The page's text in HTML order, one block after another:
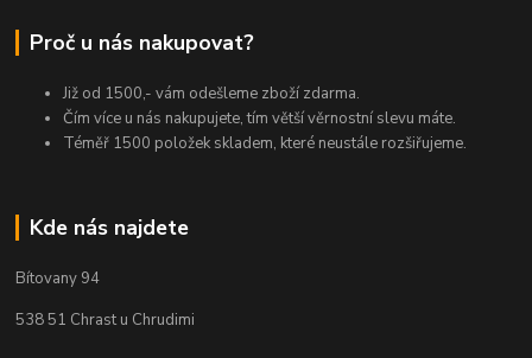
Proč u nás nakupovat?
Již od 1500,- vám odešleme zboží zdarma.
Čím více u nás nakupujete, tím větší věrnostní slevu máte.
Téměř 1500 položek skladem, které neustále rozšiřujeme.
Kde nás najdete
Bítovany 94
538 51 Chrast u Chrudimi